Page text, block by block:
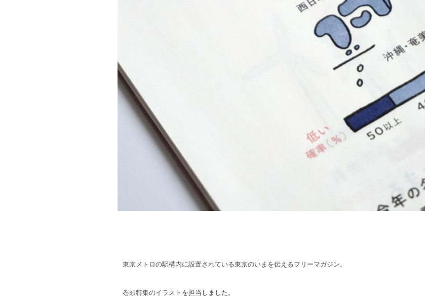
東京メトロの駅構内に設置されている東京のいまを伝えるフリーマガジン。
巻頭特集のイラストを担当しました。